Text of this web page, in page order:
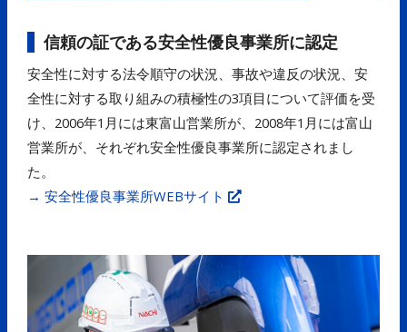
信頼の証である安全性優良事業所に認定
安全性に対する法令順守の状況、事故や違反の状況、安
全性に対する取り組みの積極性の3項目について評価を受
け、2006年1月には東富山営業所が、2008年1月には富山
営業所が、それぞれ安全性優良事業所に認定されまし
た。
→ 安全性優良事業所WEBサイト